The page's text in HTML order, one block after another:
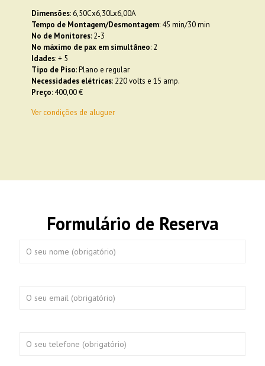
Dimensões: 6,50Cx6,30Lx6,00A
Tempo de Montagem/Desmontagem: 45 min/30 min
No de Monitores: 2-3
No máximo de pax em simultâneo: 2
Idades: + 5
Tipo de Piso: Plano e regular
Necessidades elétricas: 220 volts e 15 amp.
Preço: 400,00 €
Ver condições de aluguer
Formulário de Reserva